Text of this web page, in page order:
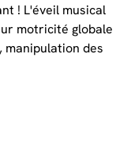
! L'éveil musical
motricité globale
manipulation des